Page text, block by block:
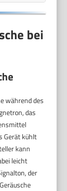
bei
während des
das
Gerät kühlt
kann
leicht
der